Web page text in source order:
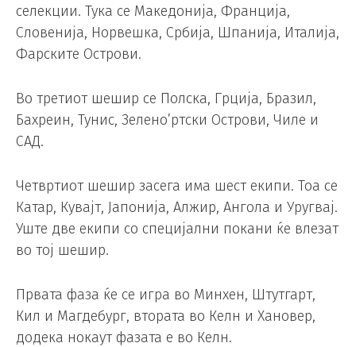
селекции. Тука се Македонија, Франција,
Словенија, Норвешка, Србија, Шпанија, Италија,
Фарските Острови.
Во третиот шешир се Полска, Грција, Бразил,
Бахреин, Тунис, Зелено’ртски Острови, Чиле и
САД.
Четвртиот шешир засега има шест екипи. Тоа се
Катар, Кувајт, Јапонија, Алжир, Ангола и Уругвај.
Уште две екипи со специјални покани ќе влезат
во тој шешир.
Првата фаза ќе се игра во Минхен, Штутгарт,
Кил и Магдебург, втората во Келн и Хановер,
додека нокаут фазата е во Келн.